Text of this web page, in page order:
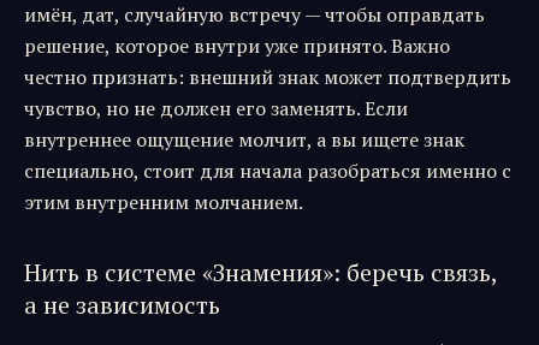
имён, дат, случайную встречу — чтобы оправдать
решение, которое внутри уже принято. Важно
честно признать: внешний знак может подтвердить
чувство, но не должен его заменять. Если
внутреннее ощущение молчит, а вы ищете знак
специально, стоит для начала разобраться именно с
этим внутренним молчанием.
Нить в системе «Знамения»: беречь связь,
а не зависимость